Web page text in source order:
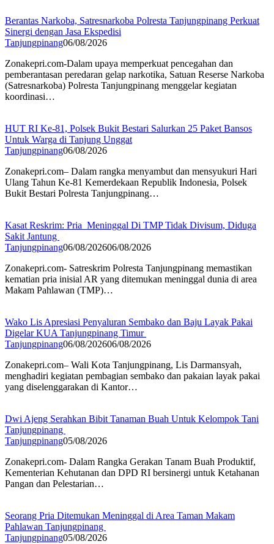
Berantas Narkoba, Satresnarkoba Polresta Tanjungpinang Perkuat
Sinergi dengan Jasa Ekspedisi
Tanjungpinang06/08/2026
Zonakepri.com-Dalam upaya memperkuat pencegahan dan
pemberantasan peredaran gelap narkotika, Satuan Reserse Narkoba
(Satresnarkoba) Polresta Tanjungpinang menggelar kegiatan
koordinasi…
HUT RI Ke-81, Polsek Bukit Bestari Salurkan 25 Paket Bansos
Untuk Warga di Tanjung Unggat
Tanjungpinang06/08/2026
Zonakepri.com– Dalam rangka menyambut dan mensyukuri Hari
Ulang Tahun Ke-81 Kemerdekaan Republik Indonesia, Polsek
Bukit Bestari Polresta Tanjungpinang…
Kasat Reskrim: Pria Meninggal Di TMP Tidak Divisum, Diduga
Sakit Jantung
Tanjungpinang06/08/202606/08/2026
Zonakepri.com- Satreskrim Polresta Tanjungpinang memastikan
kematian pria inisial AR yang ditemukan meninggal dunia di area
Makam Pahlawan (TMP)…
Wako Lis Apresiasi Penyaluran Sembako dan Baju Layak Pakai
Digelar KUA Tanjungpinang Timur
Tanjungpinang06/08/202606/08/2026
Zonakepri.com– Wali Kota Tanjungpinang, Lis Darmansyah,
menghadiri kegiatan pembagian sembako dan pakaian layak pakai
yang diselenggarakan di Kantor…
Dwi Ajeng Serahkan Bibit Tanaman Buah Untuk Kelompok Tani
Tanjungpinang
Tanjungpinang05/08/2026
Zonakepri.com- Dalam Rangka Gerakan Tanam Buah Produktif,
Kementerian Kehutanan dan DPD RI bersinergi untuk Ketahanan
Pangan dan Pelestarian…
Seorang Pria Ditemukan Meninggal di Area Taman Makam
Pahlawan Tanjungpinang
Tanjungpinang05/08/2026